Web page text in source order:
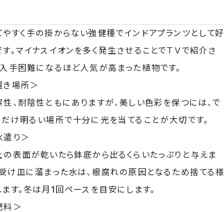
やすく手の掛からない強健種でインドアプランツとして好
。マイナスイオンを多く発生させることでＴＶで紹介さ
入手困難になるほど人気が高まった植物です。
き場所＞
性、耐陰性ともにありますが、美しい色彩を保つには、で
だけ明るい場所で十分に光を当てることが大切です。
遣り＞
の表面が乾いたら鉢底から出るくらいたっぷりと与えま
受け皿に溜まった水は、根腐れの原因となるため捨てる様
ます。冬は月1回ペースを目安にします。
料＞